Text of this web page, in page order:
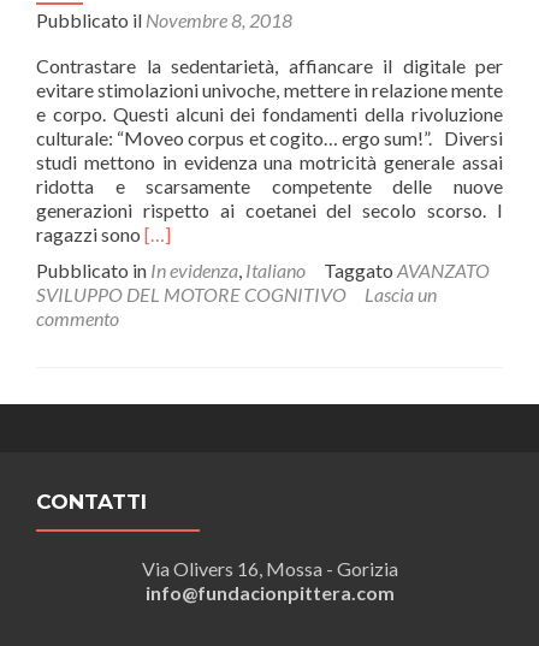
Pubblicato il Novembre 8, 2018
Contrastare la sedentarietà, affiancare il digitale per
evitare stimolazioni univoche, mettere in relazione mente
e corpo. Questi alcuni dei fondamenti della rivoluzione
culturale: “Moveo corpus et cogito… ergo sum!”. Diversi
studi mettono in evidenza una motricità generale assai
ridotta e scarsamente competente delle nuove
generazioni rispetto ai coetanei del secolo scorso. I
ragazzi sono Leggi
piùIl
PSICOM
Educazione
e
[…]
Pubblicato in In evidenza Italiano Taggato AVANZATO
SVILUPPO DEL MOTORE COGNITIVO
Lascia un
commento
CONTATTI
Via Olivers 16, Mossa - Gorizia
info@fundacionpittera.com